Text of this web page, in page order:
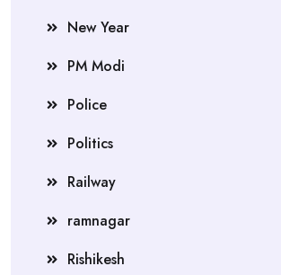
New Year
PM Modi
Police
Politics
Railway
ramnagar
Rishikesh